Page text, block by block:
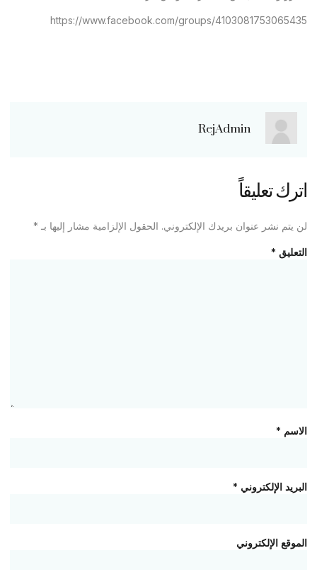
https://www.facebook.com/groups/4103081753065435
RejAdmin
اترك تعليقاً
لن يتم نشر عنوان بريدك الإلكتروني. الحقول الإلزامية مشار إليها بـ *
التعليق *
الاسم *
البريد الإلكتروني *
الموقع الإلكتروني